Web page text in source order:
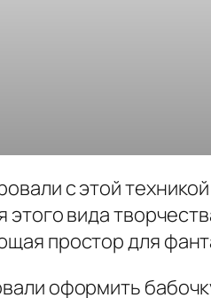
с этой
вида
простор для
оформить